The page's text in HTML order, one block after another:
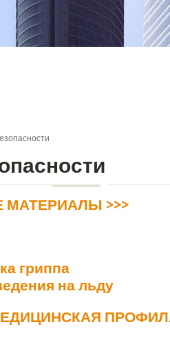
МАТЕРИАЛЫ >>>
гриппа
на льду